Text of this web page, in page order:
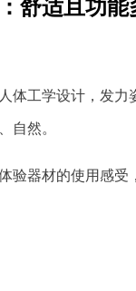
舒适且功能
体工学设计，发
自然。
验器材的使用感受